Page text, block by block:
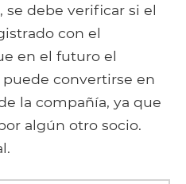
debe verificar si el
con el
en el futuro el
convertirse en
la compañía, ya que
algún otro socio.